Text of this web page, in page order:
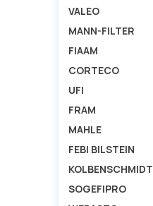
VALEO
MANN-FILTER
FIAAM
CORTECO
UFI
FRAM
MAHLE
FEBI BILSTEIN
KOLBENSCHMIDT
SOGEFIPRO